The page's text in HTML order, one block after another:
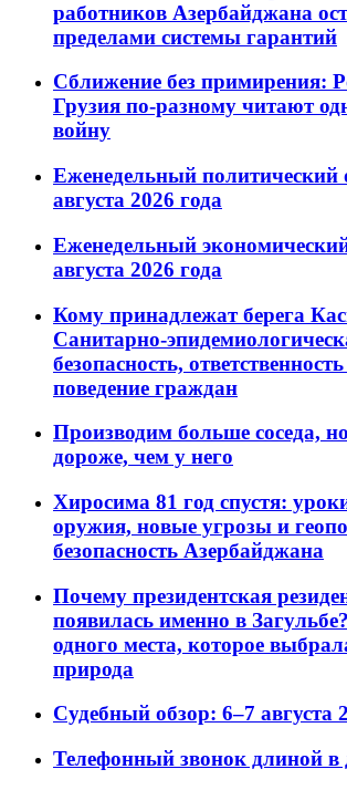
работников Азербайджана
пределами системы гарантий
Сближение без примирения:
Грузия по-разному читают
войну
Еженедельный политический
августа 2026 года
Еженедельный
августа 2026 года
Кому принадлежат берега
Санитарно-
безопасность,
поведение граждан
Производим больше соседа,
дороже, чем у него
Хиросима 81 год спустя:
оружия, новые угрозы и
безопасность Азербайджана
Почему президентская
появилась именно в
одного места, которое
природа
Судебный обзор: 6–7 августа
Телефонный звонок длиной в